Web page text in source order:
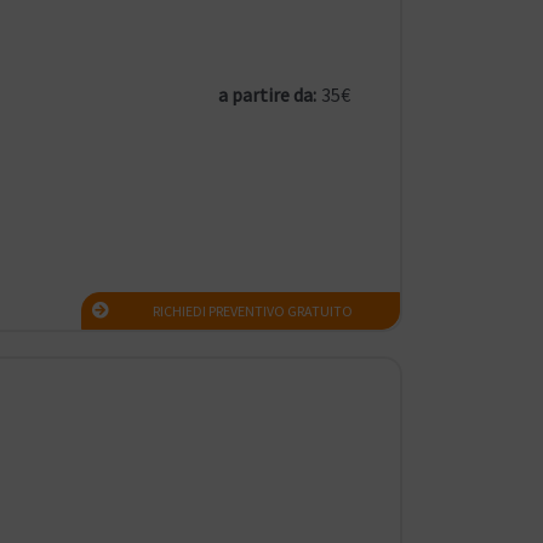
a partire da: 35€
RICHIEDI PREVENTIVO GRATUITO